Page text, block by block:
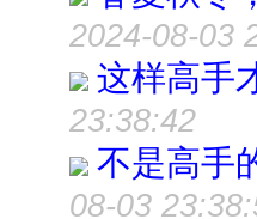
2024-08-03
这样高手
23:38:42
不是高手
08-03